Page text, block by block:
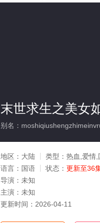
末世求生之美女
别名：
地区： 大陆 类型： 热血,爱情,
语言： 国语 状态： 更新至36
导演： 未知
主演： 未知
更新时间： 2026-04-11